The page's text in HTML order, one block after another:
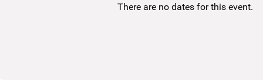
There are no dates for this event.